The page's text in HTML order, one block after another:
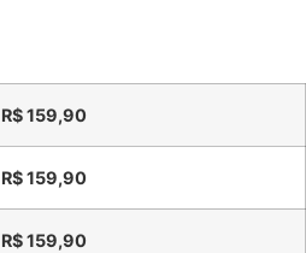
R$159,90
R$159,90
R$159,90